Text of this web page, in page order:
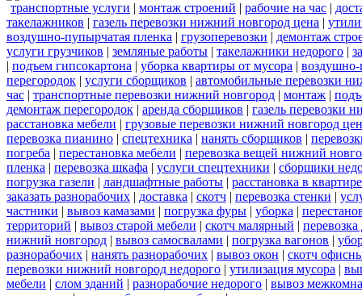
транспортные услуги | монтаж строений | рабочие на час |
такелажников | газель перевозки нижний новгород цена |
воздушно-пупырчатая пленка | грузоперевозки | демонтаж
услуги грузчиков | земляные работы | такелажники недорого |
| подъем гипсокартона | уборка квартиры от мусора | воздушно-
перегородок | услуги сборщиков | автомобильные перевозки
час | транспортные перевозки нижний новгород | монтаж |
демонтаж перегородок | аренда сборщиков | газель перевозки
расстановка мебели | грузовые перевозки нижний новгород
перевозка пианино | спецтехника | нанять сборщиков |
погреба | перестановка мебели | перевозка вещей нижний
пленка | перевозка шкафа | услуги спецтехники | сборщики
погрузка газели | ландшафтные работы | расстановка в квартире
заказать разнорабочих | доставка | скотч | перевозка стенки |
частники | вывоз камазами | погрузка фуры | уборка |
территорий | вывоз старой мебели | скотч малярный |
нижний новгород | вывоз самосвалами | погрузка вагонов |
разнорабочих | нанять разнорабочих | вывоз окон | скотч
перевозки нижний новгород недорого | утилизация мусора |
мебели | слом зданий | разнорабочие недорого | вывоз